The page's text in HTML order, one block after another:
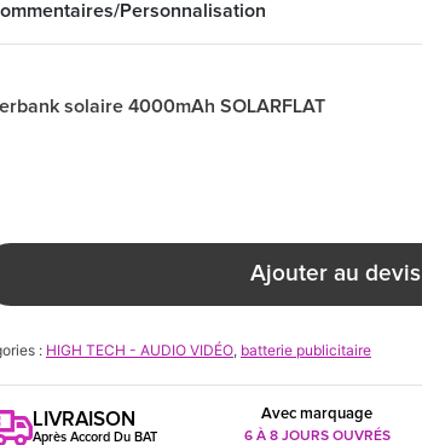
Personnalisation
solaire 4000mAh SOLARFLAT
Ajouter au devis
: HIGH TECH - AUDIO VIDÉO, batterie publicitaire
LIVRAISON
Après Accord Du BAT
Avec marquage
6 À 8 JOURS OUVRÉS